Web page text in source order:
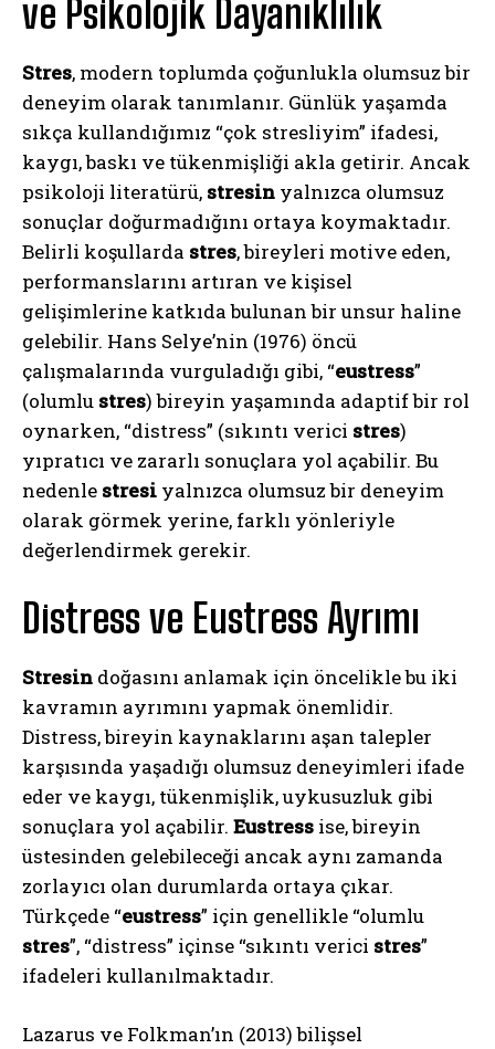
ve Psikolojik Dayanıklılık
Stres, modern toplumda çoğunlukla olumsuz bir
deneyim olarak tanımlanır. Günlük yaşamda
sıkça kullandığımız “çok stresliyim” ifadesi,
kaygı, baskı ve tükenmişliği akla getirir. Ancak
psikoloji literatürü, stresin yalnızca olumsuz
sonuçlar doğurmadığını ortaya koymaktadır.
Belirli koşullarda stres, bireyleri motive eden,
performanslarını artıran ve kişisel
gelişimlerine katkıda bulunan bir unsur haline
gelebilir. Hans Selye’nin (1976) öncü
çalışmalarında vurguladığı gibi, “eustress”
(olumlu stres) bireyin yaşamında adaptif bir rol
oynarken, “distress” (sıkıntı verici stres)
yıpratıcı ve zararlı sonuçlara yol açabilir. Bu
nedenle stresi yalnızca olumsuz bir deneyim
olarak görmek yerine, farklı yönleriyle
değerlendirmek gerekir.
Distress ve Eustress Ayrımı
Stresin doğasını anlamak için öncelikle bu iki
kavramın ayrımını yapmak önemlidir.
Distress, bireyin kaynaklarını aşan talepler
karşısında yaşadığı olumsuz deneyimleri ifade
eder ve kaygı, tükenmişlik, uykusuzluk gibi
sonuçlara yol açabilir. Eustress ise, bireyin
üstesinden gelebileceği ancak aynı zamanda
zorlayıcı olan durumlarda ortaya çıkar.
Türkçede “eustress” için genellikle “olumlu
stres”, “distress” içinse “sıkıntı verici stres”
ifadeleri kullanılmaktadır.
Lazarus ve Folkman’ın (2013) bilişsel